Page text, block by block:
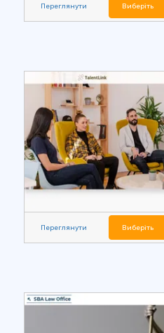
Переглянути Виберіть
Переглянути Виберіть